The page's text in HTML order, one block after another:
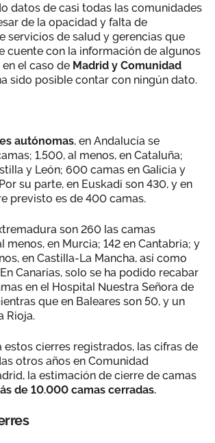
datos de casi todas las comunidades
de la opacidad y falta de
servicios de salud y gerencias que
cuente con la información de algunos
el caso de Madrid y Comunidad
sido posible contar con ningún dato.
autónomas, en Andalucía se
1.500, al menos, en Cataluña;
y León; 600 camas en Galicia y
su parte, en Euskadi son 430, y en
previsto es de 400 camas.
son 260 las camas
menos, en Murcia; 142 en Cantabria; y
en Castilla-La Mancha, así como
Canarias, solo se ha podido recabar
en el Hospital Nuestra Señora de
que en Baleares son 50, y un
Rioja.
estos cierres registrados, las cifras de
otros años en Comunidad
la estimación de cierre de camas
de 10.000 camas cerradas.